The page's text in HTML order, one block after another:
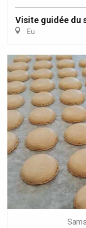
Visite guidée du
Eu